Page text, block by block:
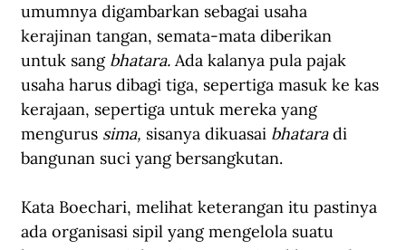
umumnya digambarkan sebagai usaha
kerajinan tangan, semata-mata diberikan
untuk sang bhatara. Ada kalanya pula pajak
usaha harus dibagi tiga, sepertiga masuk ke kas
kerajaan, sepertiga untuk mereka yang
mengurus sima, sisanya dikuasai bhatara di
bangunan suci yang bersangkutan.
Kata Boechari, melihat keterangan itu pastinya
ada organisasi sipil yang mengelola suatu